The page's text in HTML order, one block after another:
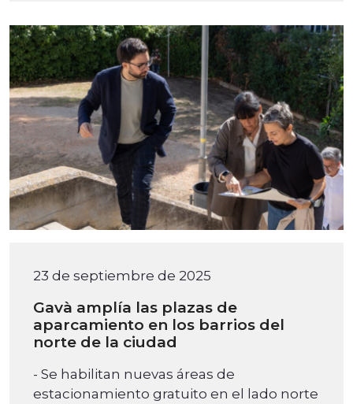
23 de septiembre de 2025
Gavà amplía las plazas de
aparcamiento en los barrios del
norte de la ciudad
- Se habilitan nuevas áreas de
estacionamiento gratuito en el lado norte